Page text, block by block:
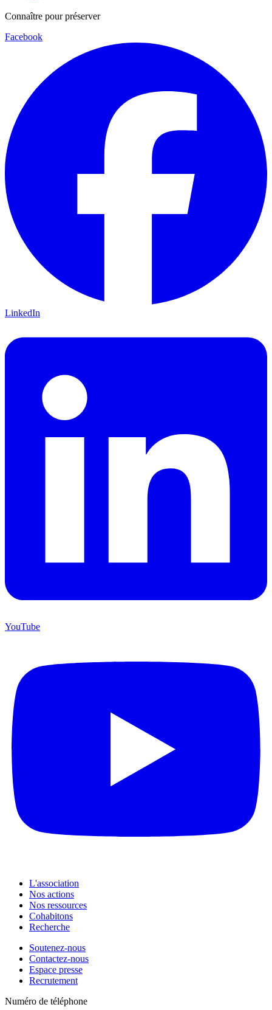
Connaître pour préserver
Facebook
LinkedIn
YouTube
L'association
Nos actions
Nos ressources
Cohabitons
Recherche
Soutenez-nous
Contactez-nous
Espace presse
Recrutement
Numéro de téléphone